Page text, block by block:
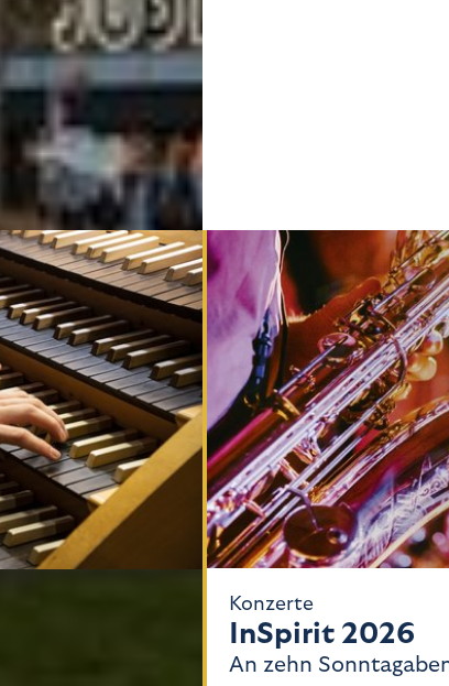
Konzerte
InSpirit 2026
An zehn